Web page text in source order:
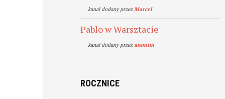
kanal dodany przezMarcel
Pablo w Warsztacie
kanal dodany przezanonim
ROCZNICE